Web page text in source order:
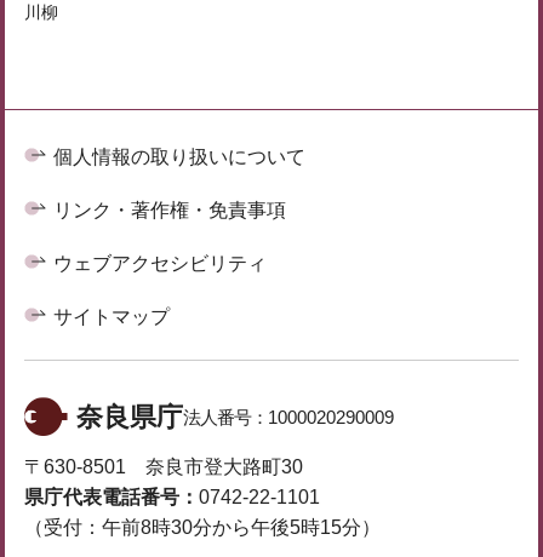
川柳
個人情報の取り扱いについて
リンク・著作権・免責事項
ウェブアクセシビリティ
サイトマップ
奈良県庁法人番号： 1000020290009
〒630-8501 奈良市登大路町30
県庁代表電話番号： 0742-22-1101
（受付：午前8時30分から午後5時15分）